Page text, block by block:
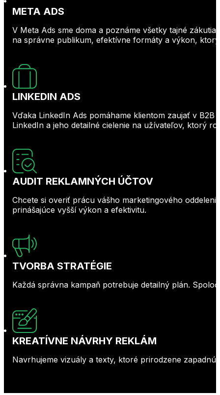
META ADS
V Meta Ads sme doma a poznáme všetky tajné
na správne publikum, efektívne formáty a výkon,
LINKEDIN ADS
Vďaka LinkedIn Ads pomáhame klientom zaujať v
LinkedIn a jeho detailné cielenie na užívateľov, ktorý
AUDIT REKLAMNÝCH ÚČTOV
Chcete si overiť prácu vášho marketingového
prinášajúce vyšší výkon a efektivitu.
TVORBA STRATÉGIE
Každá správna kampaň potrebuje detailný plán.
KREATÍVNE NÁVRHY REKLÁM
Navrhujeme vizuály a texty, ktoré prirodzene